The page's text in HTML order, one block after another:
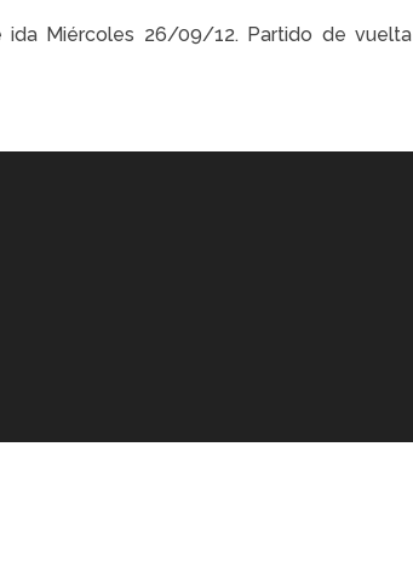
ida Miércoles 26/09/12. Partido de vuelta